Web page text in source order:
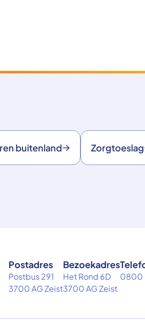
buitenland Zorgtoeslag
Postadres
Postbus 291
3700 AG Zeist
Bezoekadres
Het Rond 6D
3700 AG Zeist
0800